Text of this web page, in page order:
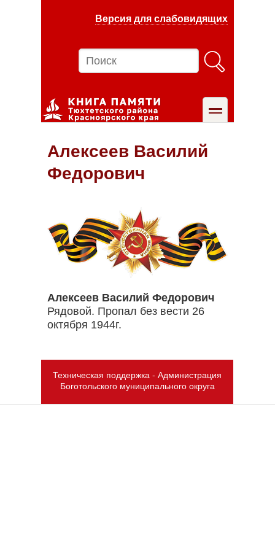
Версия для слабовидящих
Поиск
toggle
Алексеев Василий
Федорович
Алексеев Василий Федорович
Рядовой. Пропал без вести 26
октября 1944г.
Техническая поддержка - Администрация
Боготольского муниципального округа